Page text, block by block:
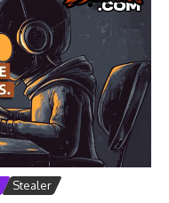
Stealer